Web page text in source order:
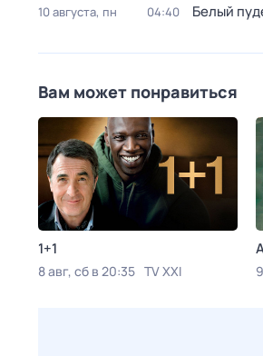
10 августа, пн 04:40 Белый
Вам может понравиться
1+1
8 авг, сб в 20:35 TV XXI